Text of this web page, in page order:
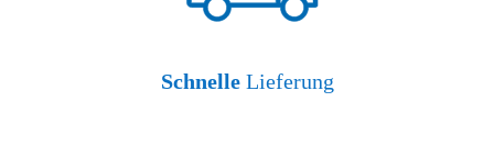
SchnelleLieferung